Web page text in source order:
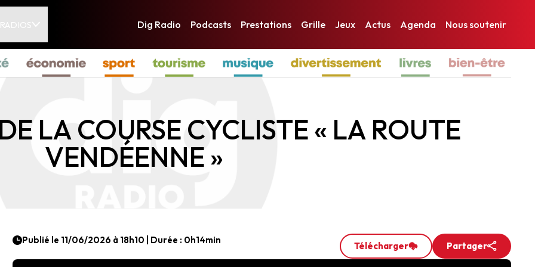
Dig Radio Podcasts Prestations Grille Jeux Actus Agenda Nous soutenir
Dig Radio La Roche-sur-Yon
Dig Radio Les Sables-d’Olonne
Dig Radio Challans
Dig Radio Sud Vendée
LA COURSE CYCLISTE « LA ROUTE
VENDÉENNE »
Publié le 11/06/2026 à 18h10 | Durée : 0h14min Télécharger Partager